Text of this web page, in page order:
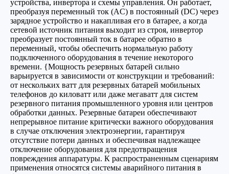
устройства, инвертора и схемы управления. Он работает,
преобразуя переменный ток (AC) в постоянный (DC) через
зарядное устройство и накапливая его в батарее, а когда
сетевой источник питания выходит из строя, инвертор
преобразует постоянный ток в батарее обратно в
переменный, чтобы обеспечить нормальную работу
подключенного оборудования в течение некоторого
времени. {Мощность резервных батарей сильно
варьируется в зависимости от конструкции и требований:
от нескольких ватт для резервных батарей мобильных
телефонов до киловатт или даже мегаватт для систем
резервного питания промышленного уровня или центров
обработки данных. Резервные батареи обеспечивают
непрерывное питание критически важного оборудования
в случае отключения электроэнергии, гарантируя
отсутствие потери данных и обеспечивая надлежащее
отключение оборудования для предотвращения
повреждения аппаратуры. К распространенным сценариям
применения относятся системы аварийного питания в